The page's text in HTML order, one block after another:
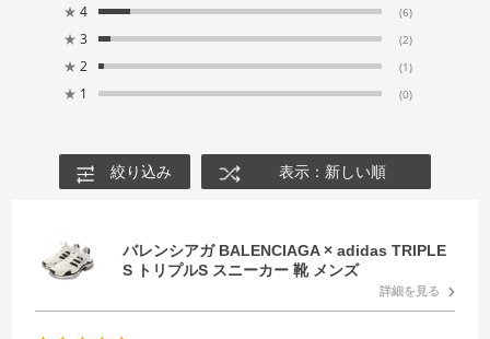
★ 4 (6)
★ 3 (2)
★ 2 (1)
★ 1 (0)
絞り込み 表示：新しい順
バレンシアガ BALENCIAGA × adidas TRIPLE
S トリプルS スニーカー 靴 メンズ
詳細を見る